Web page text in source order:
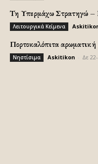
Τη Υπερμάχω Στρατηγώ –
Λειτουργικά Κείμενα
Πορτοκαλόπιτα αρωματική
Νηστίσιμα Askitikon Δε